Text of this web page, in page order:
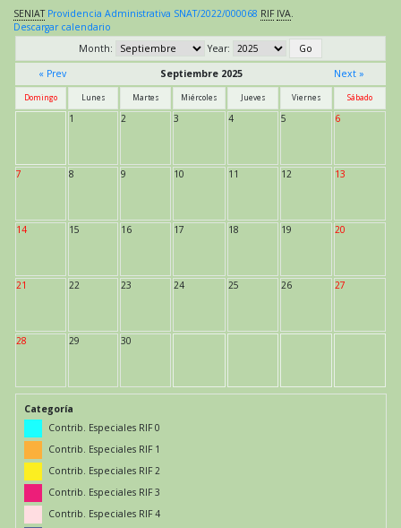
SENIAT Providencia Administrativa SNAT/2022/000068 RIF IVA.
Descargar calendario
Month:
Year:
« Prev
Septiembre 2025 Next »
Domingo Lunes Martes Miércoles Jueves Viernes Sábado
1 2 3 4 5 6
7 8 9 10 11 12 13
14 15 16 17 18 19 20
21 22 23 24 25 26 27
28 29 30
Categoría
Contrib. Especiales RIF 0
Contrib. Especiales RIF 1
Contrib. Especiales RIF 2
Contrib. Especiales RIF 3
Contrib. Especiales RIF 4